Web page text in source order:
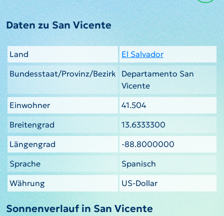
Daten zu San Vicente
Land
El Salvador
Bundesstaat/Provinz/Bezirk
Departamento San
Vicente
Einwohner
41.504
Breitengrad
13.6333300
Längengrad
-88.8000000
Sprache
Spanisch
Währung
US-Dollar
Sonnenverlauf in San Vicente